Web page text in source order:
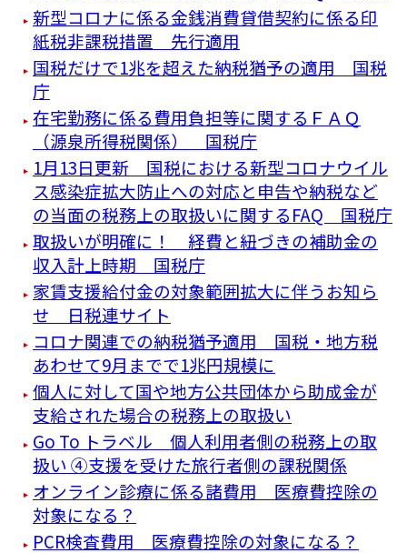
新型コロナに係る金銭消費貸借契約に係る印
紙税非課税措置 先行適用
国税だけで1兆を超えた納税猶予の適用 国税
庁
在宅勤務に係る費用負担等に関するＦＡＱ
（源泉所得税関係） 国税庁
1月13日更新 国税における新型コロナウイル
ス感染症拡大防止への対応と申告や納税など
の当面の税務上の取扱いに関するFAQ 国税庁
取扱いが明確に！ 経費と紐づきの補助金の
収入計上時期 国税庁
家賃支援給付金の対象範囲拡大に伴うお知ら
せ 日税連サイト
コロナ関連での納税猶予適用 国税・地方税
あわせて9月までで1兆円規模に
個人に対して国や地方公共団体から助成金が
支給された場合の税務上の取扱い
Go To トラベル 個人利用者側の税務上の取
扱い ④支援を受けた旅行者側の課税関係
オンライン診療に係る諸費用 医療費控除の
対象になる？
PCR検査費用 医療費控除の対象になる？